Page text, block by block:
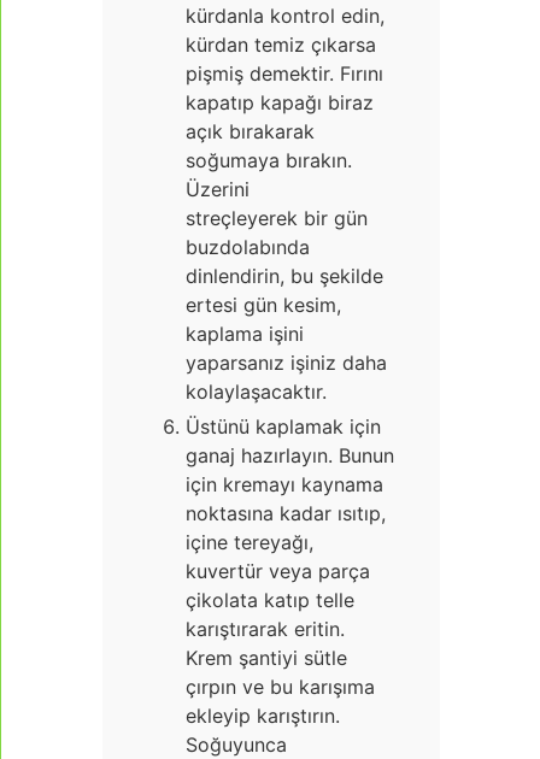
kürdanla kontrol edin,
kürdan temiz çıkarsa
pişmiş demektir. Fırını
kapatıp kapağı biraz
açık bırakarak
soğumaya bırakın.
Üzerini
streçleyerek bir gün
buzdolabında
dinlendirin, bu şekilde
ertesi gün kesim,
kaplama işini
yaparsanız işiniz daha
kolaylaşacaktır.
Üstünü kaplamak için
ganaj hazırlayın. Bunun
için kremayı kaynama
noktasına kadar ısıtıp,
içine tereyağı,
kuvertür veya parça
çikolata katıp telle
karıştırarak eritin.
Krem şantiyi sütle
çırpın ve bu karışıma
ekleyip karıştırın.
Soğuyunca